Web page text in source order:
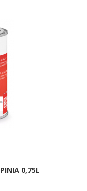
0,75L